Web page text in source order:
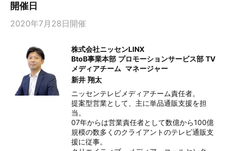
開催日
2020年7月28日開催
株式会社ニッセンLINX
BtoB事業本部 プロモーションサービス部 TV
メディアチーム マネージャー
新井 翔太
ニッセンテレビメディアチーム責任者。
提案型営業として、主に単品通販支援を担
当。
07年からは営業責任者として数億から100億
規模の数多くのクライアントのテレビ通販支
援に従事。